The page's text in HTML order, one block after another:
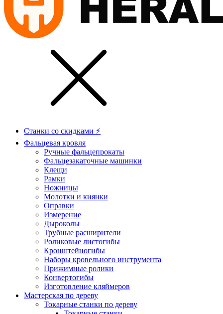
Станки со скидками ⚡
Фальцевая кровля
Ручные фальцепрокаты
Фальцезакаточные машинки
Клещи
Рамки
Ножницы
Молотки и киянки
Оправки
Измерение
Дыроколы
Трубные расширители
Роликовые листогибы
Кронштейногибы
Наборы кровельного инструмента
Прижимные ролики
Конвертогибы
Изготовление кляймеров
Мастерская по дереву
Токарные станки по дереву